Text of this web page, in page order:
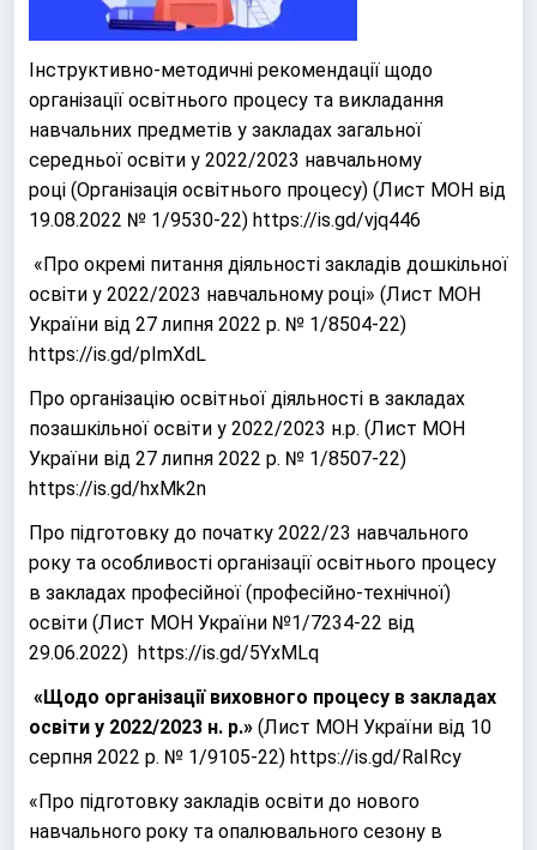
Інструктивно-методичні рекомендації щодо
організації освітнього процесу та викладання
навчальних предметів у закладах загальної
середньої освіти у 2022/2023 навчальному
році (Організація освітнього процесу) (Лист МОН від
19.08.2022 № 1/9530-22) https://is.gd/vjq446
«Про окремі питання діяльності закладів дошкільної
освіти у 2022/2023 навчальному році» (Лист МОН
України від 27 липня 2022 р. № 1/8504-22)
https://is.gd/pImXdL
Про організацію освітньої діяльності в закладах
позашкільної освіти у 2022/2023 н.р. (Лист МОН
України від 27 липня 2022 р. № 1/8507-22)
https://is.gd/hxMk2n
Про підготовку до початку 2022/23 навчального
року та особливості організації освітнього процесу
в закладах професійної (професійно-технічної)
освіти (Лист МОН України №1/7234-22 від
29.06.2022) https://is.gd/5YxMLq
«Щодо організації виховного процесу в закладах
освіти у 2022/2023 н. р.» (Лист МОН України від 10
серпня 2022 р. № 1/9105-22) https://is.gd/RaIRcy
«Про підготовку закладів освіти до нового
навчального року та опалювального сезону в